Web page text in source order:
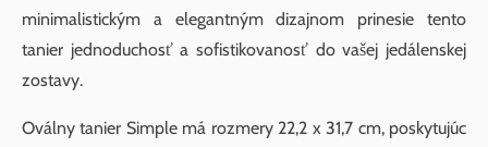
minimalistickým a elegantným dizajnom prinesie tento
tanier jednoduchosť a sofistikovanosť do vašej jedálenskej
zostavy.
Oválny tanier Simple má rozmery 22,2 x 31,7 cm, poskytujúc